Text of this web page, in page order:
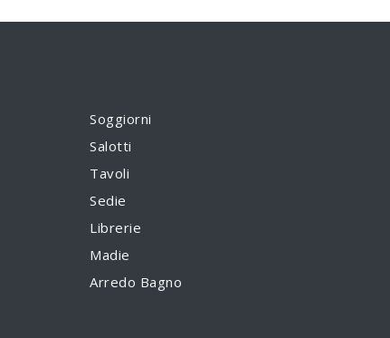
Soggiorni
Salotti
Tavoli
Sedie
Librerie
Madie
Arredo Bagno